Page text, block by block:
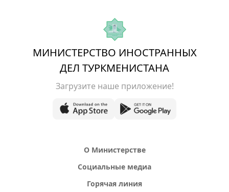
МИНИСТЕРСТВО ИНОСТРАННЫХ
ДЕЛ ТУРКМЕНИСТАНА
Загрузите наше приложение!
О Министерстве
Социальные медиа
Горячая линия